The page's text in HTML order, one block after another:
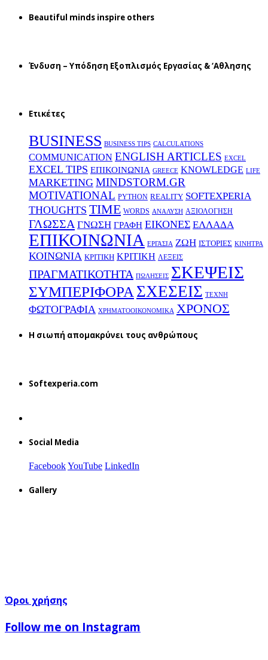
Beautiful minds inspire others
Ένδυση – Υπόδηση Εξοπλισμός Εργασίας & ‘Aθλησης
Ετικέτες
BUSINESS BUSINESS TIPS CALCULATIONS
COMMUNICATION ENGLISH ARTICLES EXCEL
EXCEL TIPS EΠΙΚΟΙΝΩΝΙΑ GREECE KNOWLEDGE LIFE
MARKETING MINDSTORM.GR
MOTIVATIONAL PYTHON REALITY SOFTEXPERIA
THOUGHTS TIME WORDS ΑΝΑΛΥΣΗ ΑΞΙΟΛΟΓΗΣΗ
ΓΛΩΣΣΑ ΓΝΩΣΗ ΓΡΑΦΗ ΕΙΚΟΝΕΣ ΕΛΛΑΔΑ
ΕΠΙΚΟΙΝΩΝΙΑ ΕΡΓΑΣΙΑ ΖΩΗ ΙΣΤΟΡΙΕΣ ΚΙΝΗΤΡΑ
ΚΟΙΝΩΝΙΑ ΚΡΙΤΙΚΗ ΚΡΙΤΙΚΗ ΛΕΞΕΙΣ
ΠΡΑΓΜΑΤΙΚΟΤΗΤΑ ΠΩΛΗΣΕΙΣ ΣΚΕΨΕΙΣ
ΣΥΜΠΕΡΙΦΟΡΑΣΧΕΣΕΙΣ ΤΕΧΝΗ
ΦΩΤΟΓΡΑΦΙΑ ΧΡΗΜΑΤΟΟΙΚΟΝΟΜΙΚΑ ΧΡΟΝΟΣ
H σιωπή απομακρύνει τους ανθρώπους
Softexperia.com
Social Media
FacebookYouTube LinkedIn
Gallery
Όροι χρήσης
Follow me on Instagram